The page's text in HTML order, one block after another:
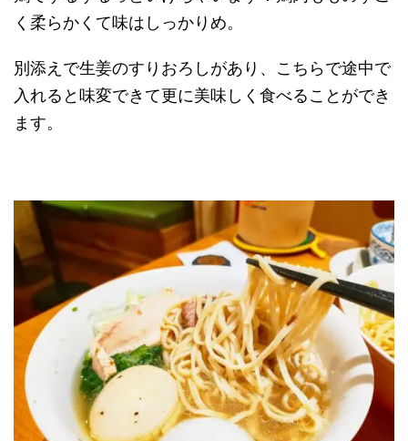
く柔らかくて味はしっかりめ。
別添えで生姜のすりおろしがあり、こちらで途中で
入れると味変できて更に美味しく食べることができ
ます。